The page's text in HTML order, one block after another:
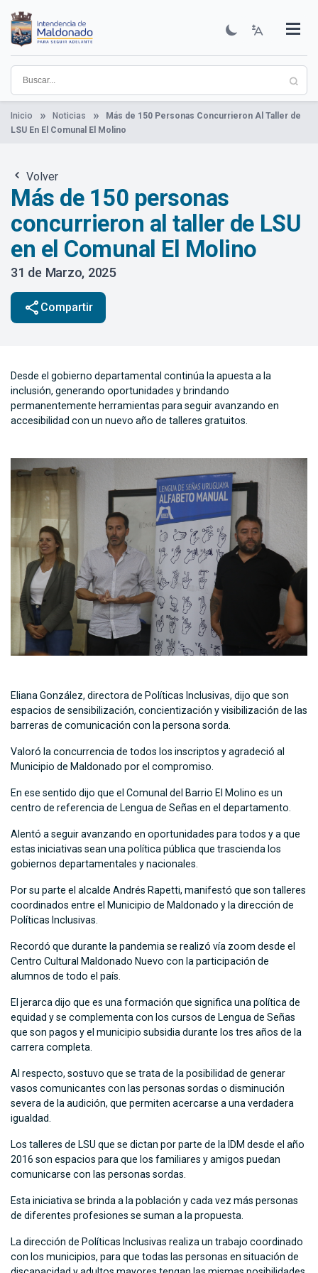
contenido
principal
Institucional
Municipios
Descubre Maldonado
Comunicación
Servicios
Guía De Trámites
Ver Noticias
Inicio Noticias
Más de 150 Personas Concurrieron Al Taller de
LSU En El Comunal El Molino
Volver
Más de 150 personas
concurrieron al taller de LSU
en el Comunal El Molino
31 de Marzo, 2025
share Compartir
Desde el gobierno departamental continúa la apuesta a la
inclusión, generando oportunidades y brindando
permanentemente herramientas para seguir avanzando en
accesibilidad con un nuevo año de talleres gratuitos.
Eliana González, directora de Políticas Inclusivas, dijo que son
espacios de sensibilización, concientización y visibilización de las
barreras de comunicación con la persona sorda.
Valoró la concurrencia de todos los inscriptos y agradeció al
Municipio de Maldonado por el compromiso.
En ese sentido dijo que el Comunal del Barrio El Molino es un
centro de referencia de Lengua de Señas en el departamento.
Alentó a seguir avanzando en oportunidades para todos y a que
estas iniciativas sean una política pública que trascienda los
gobiernos departamentales y nacionales.
Por su parte el alcalde Andrés Rapetti, manifestó que son talleres
coordinados entre el Municipio de Maldonado y la dirección de
Políticas Inclusivas.
Recordó que durante la pandemia se realizó vía zoom desde el
Centro Cultural Maldonado Nuevo con la participación de
alumnos de todo el país.
El jerarca dijo que es una formación que significa una política de
equidad y se complementa con los cursos de Lengua de Señas
que son pagos y el municipio subsidia durante los tres años de la
carrera completa.
Al respecto, sostuvo que se trata de la posibilidad de generar
vasos comunicantes con las personas sordas o disminución
severa de la audición, que permiten acercarse a una verdadera
igualdad.
Los talleres de LSU que se dictan por parte de la IDM desde el año
2016 son espacios para que los familiares y amigos puedan
comunicarse con las personas sordas.
Esta iniciativa se brinda a la población y cada vez más personas
de diferentes profesiones se suman a la propuesta.
La dirección de Políticas Inclusivas realiza un trabajo coordinado
con los municipios, para que todas las personas en situación de